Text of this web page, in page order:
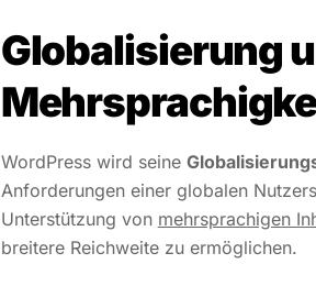
Globalisierung
WordPress wird seine
Anforderungen einer globalen
Unterstützung von mehrsprachigen
breitere Reichweite zu ermöglichen.